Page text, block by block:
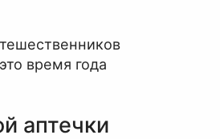
время года
аптечки